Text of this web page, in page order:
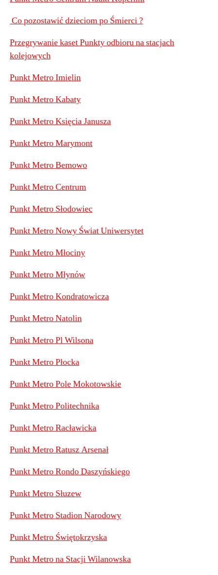
Co pozostawić dzieciom po Śmierci ?
Przegrywanie kaset Punkty odbioru na stacjach
kolejowych
Punkt Metro Imielin
Punkt Metro Kabaty
Punkt Metro Księcia Janusza
Punkt Metro Marymont
Punkt Metro Bemowo
Punkt Metro Centrum
Punkt Metro Słodowiec
Punkt Metro Nowy Świat Uniwersytet
Punkt Metro Młociny
Punkt Metro Młynów
Punkt Metro Kondratowicza
Punkt Metro Natolin
Punkt Metro Pl Wilsona
Punkt Metro Płocka
Punkt Metro Pole Mokotowskie
Punkt Metro Politechnika
Punkt Metro Racławicka
Punkt Metro Ratusz Arsenał
Punkt Metro Rondo Daszyńskiego
Punkt Metro Słuzew
Punkt Metro Stadion Narodowy
Punkt Metro Świętokrzyska
Punkt Metro na Stacji Wilanowska